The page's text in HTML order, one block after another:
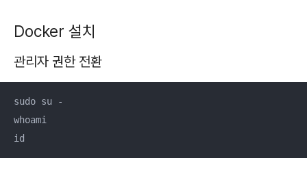
Docker 설치
관리자 권한 전환
sudo su -
whoami
id